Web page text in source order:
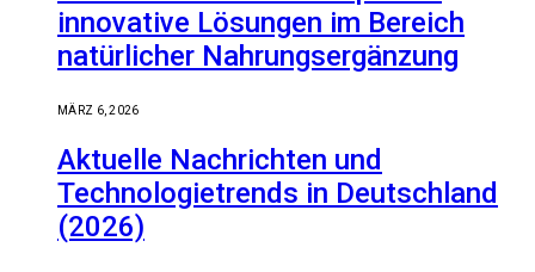
innovative Lösungen im Bereich
natürlicher Nahrungsergänzung
MÄRZ 6, 2026
Aktuelle Nachrichten und
Technologietrends in Deutschland
(2026)